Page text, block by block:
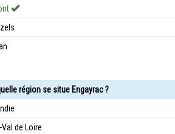
région se situe Engayrac ?
de Loire